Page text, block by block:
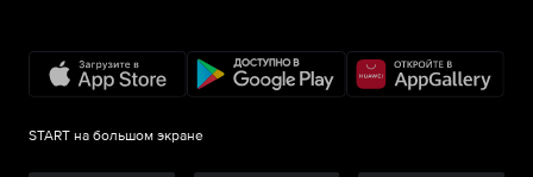
START на большом экране